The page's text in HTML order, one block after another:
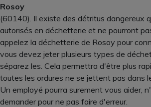
Rosoy
(60140). Il existe des détritus dangereux
autorisés en déchetterie et ne pourront
appelez la déchetterie de Rosoy pour
vous devez jeter plusieurs types de
séparez les. Cela permettra d'être plus
toutes les ordures ne se jettent pas dans
Un employé pourra surement vous aider,
demander pour ne pas faire d'erreur.